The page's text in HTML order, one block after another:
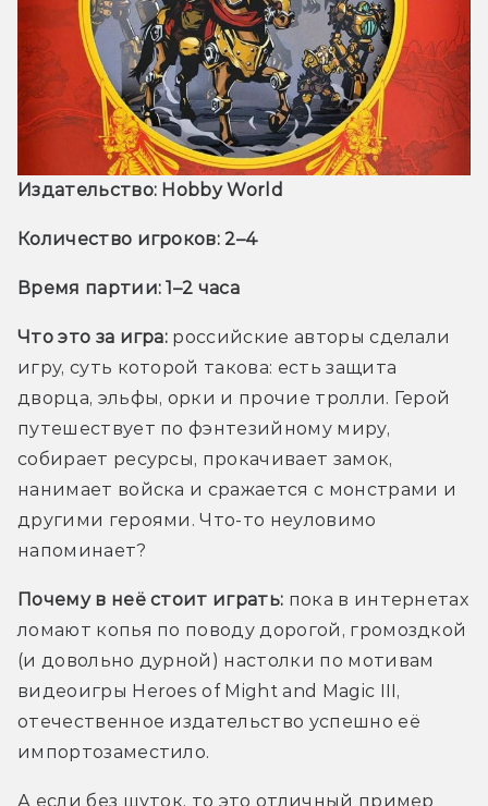
Издательство: Hobby World
Количество игроков: 2–4
Время партии: 1–2 часа
Что это за игра: российские авторы сделали
игру, суть которой такова: есть защита
дворца, эльфы, орки и прочие тролли. Герой
путешествует по фэнтезийному миру,
собирает ресурсы, прокачивает замок,
нанимает войска и сражается с монстрами и
другими героями. Что-то неуловимо
напоминает?
Почему в неё стоит играть: пока в интернетах
ломают копья по поводу дорогой, громоздкой
(и довольно дурной) настолки по мотивам
видеоигры Heroes of Might and Magic III,
отечественное издательство успешно её
импортозаместило.
А если без шуток, то это отличный пример